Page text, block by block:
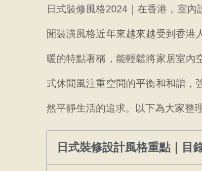
日式裝修風格2024｜在香港，室
閒裝潢風格近年來越來越受到香港
暖的特點著稱，能輕鬆將家居室內
式休閒風注重空間的平衡和和諧，
然平靜生活的追求。以下為大家整
日式裝修設計風格重點｜目